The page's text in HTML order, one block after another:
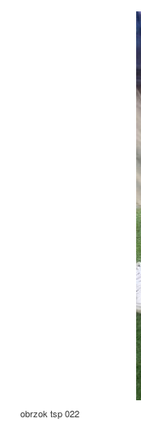
obrzok tsp 022